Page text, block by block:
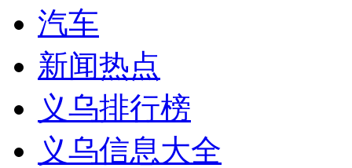
汽车
新闻热点
义乌排行榜
义乌信息大全